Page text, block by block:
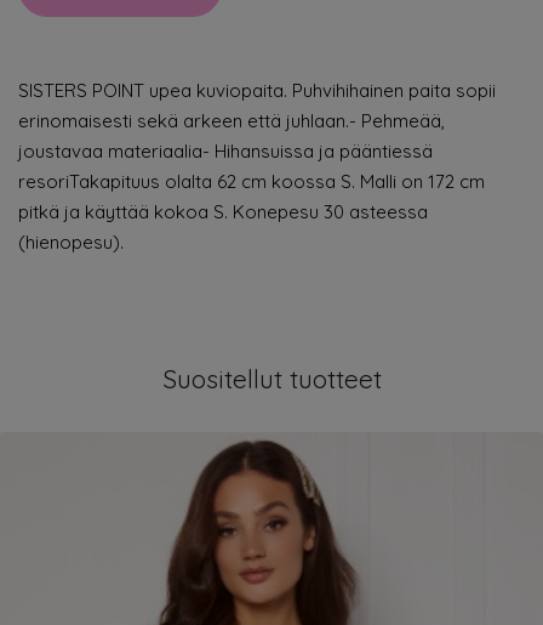
SISTERS POINT upea kuviopaita. Puhvihihainen paita sopii
erinomaisesti sekä arkeen että juhlaan.- Pehmeää,
joustavaa materiaalia- Hihansuissa ja pääntiessä
resoriTakapituus olalta 62 cm koossa S. Malli on 172 cm
pitkä ja käyttää kokoa S. Konepesu 30 asteessa
(hienopesu).
Suositellut tuotteet